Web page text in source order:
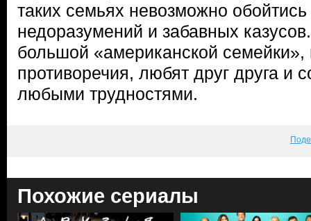
таких семьях невозможно
недоразумений и забавных
большой «американской
противоречия, любят друг друга и
любыми трудностями.
Похожие сериалы